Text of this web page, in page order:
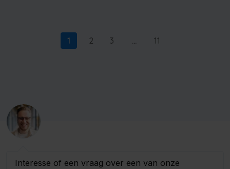
1 2 3 … 11
Interesse of een vraag over een van onze